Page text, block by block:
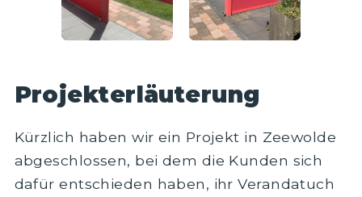
Projekterläuterung
Kürzlich haben wir ein Projekt in Zeewolde
abgeschlossen, bei dem die Kunden sich
dafür entschieden haben, ihr Verandatuch